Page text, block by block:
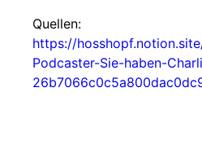
Quellen:
https://
Podcaster-Sie-haben-